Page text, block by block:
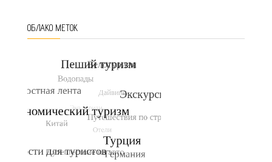
ОБЛАКО МЕТОК